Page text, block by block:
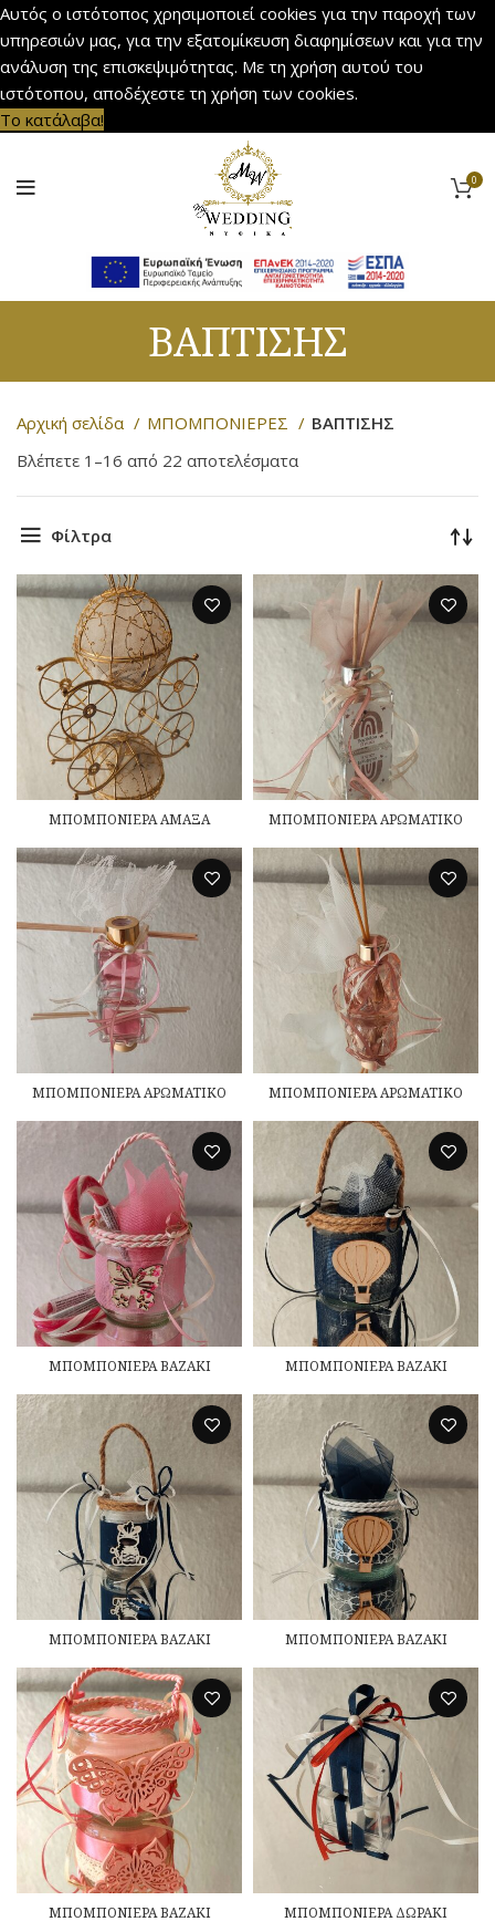
Αυτός ο ιστότοπος χρησιμοποιεί cookies για την παροχή των
υπηρεσιών μας, για την εξατομίκευση διαφημίσεων και για την
ανάλυση της επισκεψιμότητας. Με τη χρήση αυτού του
ιστότοπου, αποδέχεστε τη χρήση των cookies.
Το κατάλαβα!
0
ΒΑΠΤΙΣΗΣ
Αρχική σελίδα ΜΠΟΜΠΟΝΙΕΡΕΣ
ΒΑΠΤΙΣΗΣ
Βλέπετε 1–16 από 22 αποτελέσματα
Φίλτρα
ΜΠΟΜΠΟΝΙΕΡΑ ΑΜΑΞΑ ΜΠΟΜΠΟΝΙΕΡΑ ΑΡΩΜΑΤΙΚΟ
ΜΠΟΜΠΟΝΙΕΡΑ ΑΡΩΜΑΤΙΚΟ ΜΠΟΜΠΟΝΙΕΡΑ ΑΡΩΜΑΤΙΚΟ
ΜΠΟΜΠΟΝΙΕΡΑ ΒΑΖΑΚΙ ΜΠΟΜΠΟΝΙΕΡΑ ΒΑΖΑΚΙ
ΜΠΟΜΠΟΝΙΕΡΑ ΒΑΖΑΚΙ ΜΠΟΜΠΟΝΙΕΡΑ ΒΑΖΑΚΙ
ΜΠΟΜΠΟΝΙΕΡΑ ΒΑΖΑΚΙ ΜΠΟΜΠΟΝΙΕΡΑ ΔΩΡΑΚΙ